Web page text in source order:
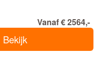
Vanaf € 2564,-
Bekijk